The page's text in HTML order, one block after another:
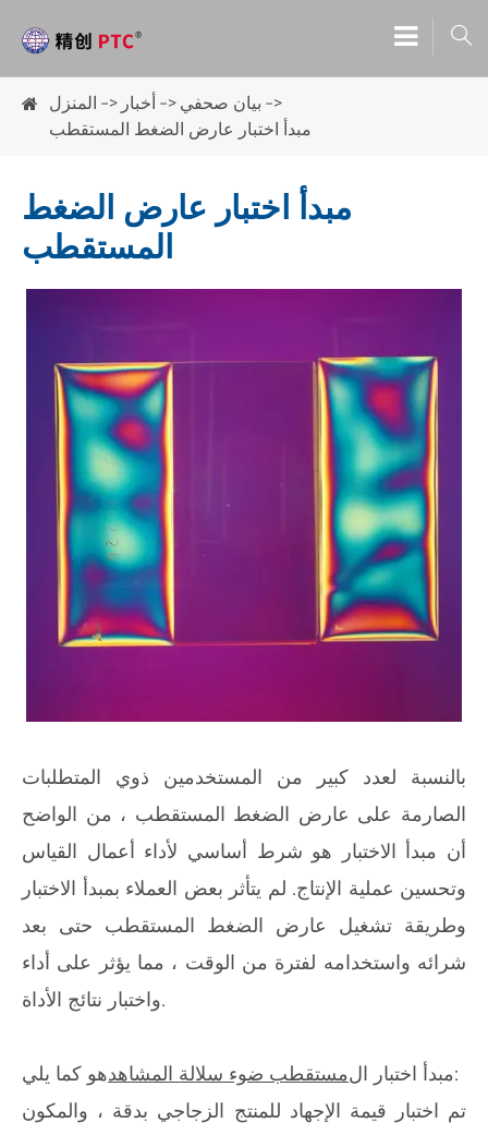

المنزل أخبار
بيان صحفي
مبدأ اختبار عارض الضغط المستقطب
مبدأ اختبار عارض الضغط
المستقطب
بالنسبة لعدد كبير من المستخدمين ذوي المتطلبات
الصارمة على عارض الضغط المستقطب ، من الواضح
أن مبدأ الاختبار هو شرط أساسي لأداء أعمال القياس
وتحسين عملية الإنتاج. لم يتأثر بعض العملاء بمبدأ الاختبار
وطريقة تشغيل عارض الضغط المستقطب حتى بعد
شرائه واستخدامه لفترة من الوقت ، مما يؤثر على أداء
واختبار نتائج الأداة.
مبدأ اختبار المستقطب ضوء سلالة المشاهد
هو كما يلي:
تم اختبار قيمة الإجهاد للمنتج الزجاجي بدقة ، والمكون